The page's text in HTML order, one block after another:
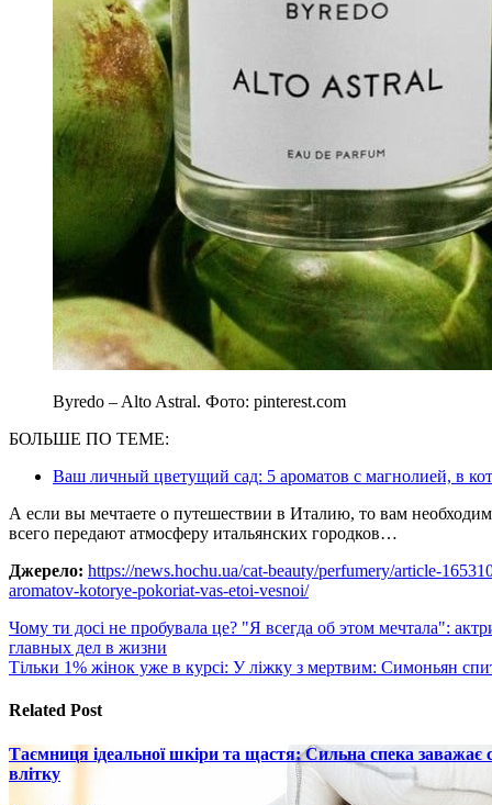
Byredo – Alto Astral. Фото: pinterest.com
БОЛЬШЕ ПО ТЕМЕ:
Ваш личный цветущий сад: 5 ароматов с магнолией, в
А если вы мечтаете о путешествии в Италию, то вам
всего передают атмосферу итальянских городков…
Джерело: https://news.hochu.ua/cat-beauty/perfumery/article-
aromatov-kotorye-pokoriat-vas-etoi-vesnoi/
Навигация
по
Чому ти досі не пробувала це? "Я всегда об этом мечтала":
главных дел в жизни
Тільки 1% жінок уже в курсі: У ліжку з мертвим: Симоньян
Related Post
Таємниця ідеальної шкіри та щастя: Сильна спека
влітку